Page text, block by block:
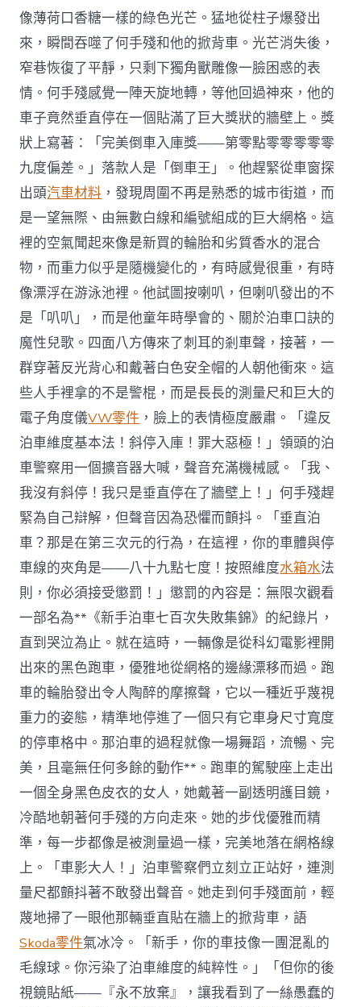
像薄荷口香糖一樣的綠色光芒。猛地從柱子爆發出
來，瞬間吞噬了何手殘和他的掀背車。光芒消失後，
窄巷恢復了平靜，只剩下獨角獸雕像一臉困惑的表
情。何手殘感覺一陣天旋地轉，等他回過神來，他的
車子竟然垂直停在一個貼滿了巨大獎狀的牆壁上。獎
狀上寫著：「完美倒車入庫獎——第零點零零零零零
九度偏差。」落款人是「倒車王」。他趕緊從車窗探
出頭汽車材料 ，發現周圍不再是熟悉的城市街道，而
是一望無際、由無數白線和編號組成的巨大網格。這
裡的空氣聞起來像是新買的輪胎和劣質香水的混合
物，而重力似乎是隨機變化的，有時感覺很重，有時
像漂浮在游泳池裡。他試圖按喇叭，但喇叭發出的不
是「叭叭」，而是他童年時學會的、關於泊車口訣的
魔性兒歌。四面八方傳來了刺耳的剎車聲，接著，一
群穿著反光背心和戴著白色安全帽的人朝他衝來。這
些人手裡拿的不是警棍，而是長長的測量尺和巨大的
電子角度儀VW零件 ，臉上的表情極度嚴肅。「違反
泊車維度基本法！斜停入庫！罪大惡極！」領頭的泊
車警察用一個擴音器大喊，聲音充滿機械感。「我、
我沒有斜停！我只是垂直停在了牆壁上！」何手殘趕
緊為自己辯解，但聲音因為恐懼而顫抖。「垂直泊
車？那是在第三次元的行為，在這裡，你的車體與停
車線的夾角是——八十九點七度！按照維度水箱水法
則，你必須接受懲罰！」懲罰的內容是：無限次觀看
一部名為**《新手泊車七百次失敗集錦》的紀錄片，
直到哭泣為止。就在這時，一輛像是從科幻電影裡開
出來的黑色跑車，優雅地從網格的邊緣漂移而過。跑
車的輪胎發出令人陶醉的摩擦聲，它以一種近乎蔑視
重力的姿態，精準地停進了一個只有它車身尺寸寬度
的停車格中。那泊車的過程就像一場舞蹈，流暢、完
美，且毫無任何多餘的動作**。跑車的駕駛座上走出
一個全身黑色皮衣的女人，她戴著一副透明護目鏡，
冷酷地朝著何手殘的方向走來。她的步伐優雅而精
準，每一步都像是被測量過一樣，完美地落在網格線
上。「車影大人！」泊車警察們立刻立正站好，連測
量尺都顫抖著不敢發出聲音。她走到何手殘面前，輕
蔑地掃了一眼他那輛垂直貼在牆上的掀背車，語
Skoda零件氣冰冷。「新手，你的車技像一團混亂的
毛線球。你污染了泊車維度的純粹性。」「但你的後
視鏡貼紙——『永不放棄』，讓我看到了一絲愚蠢的